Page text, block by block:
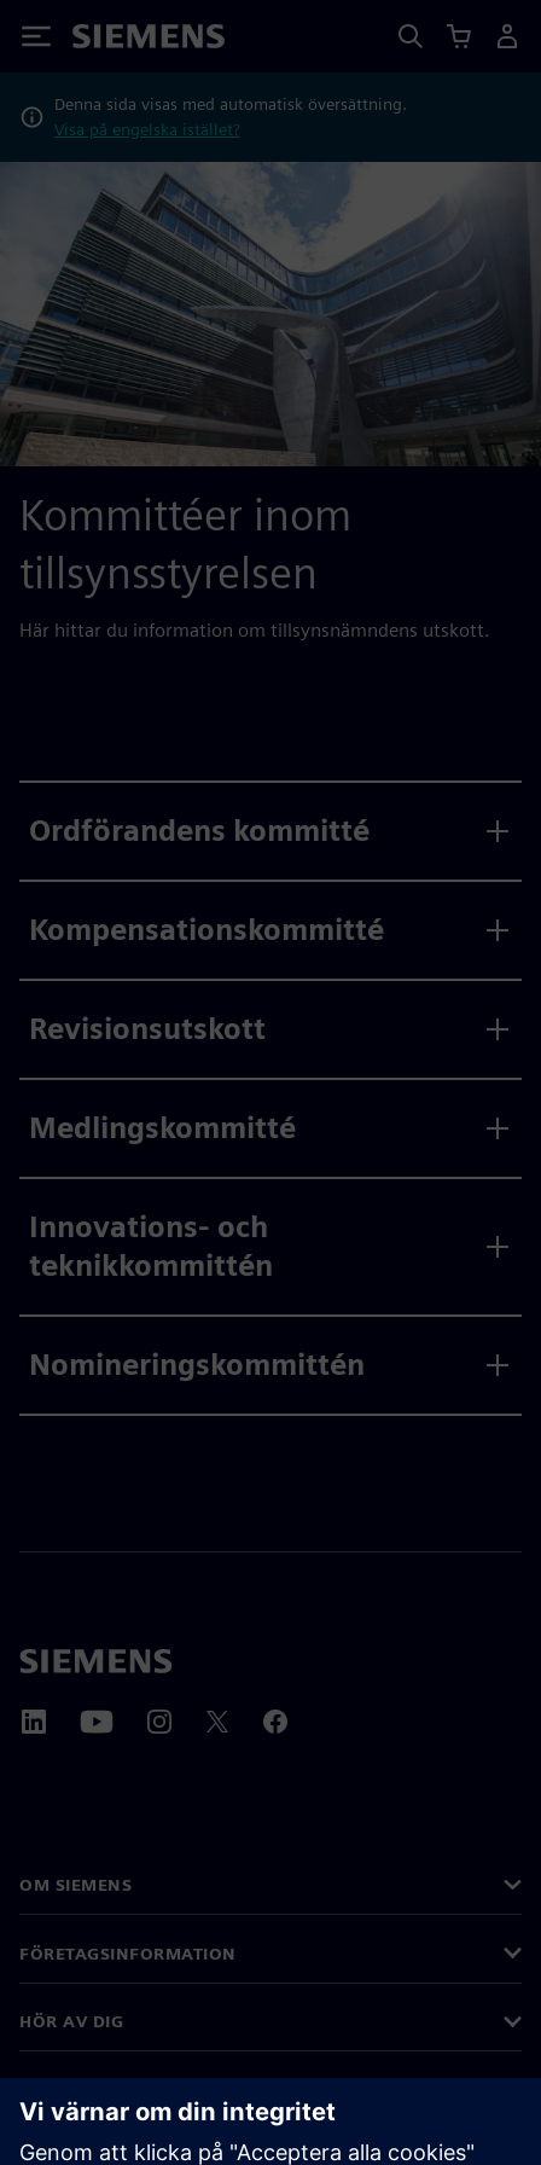
Siemens
Denna sida visas med automatisk översättning.
Visa på engelska istället?
Kommittéer inom
tillsynsstyrelsen
Här hittar du information om tillsynsnämndens utskott.
Ordförandens kommitté
Kompensationskommitté
Revisionsutskott
Medlingskommitté
Innovations- och
teknikkommittén
Nomineringskommittén
OM SIEMENS
FÖRETAGSINFORMATION
HÖR AV DIG